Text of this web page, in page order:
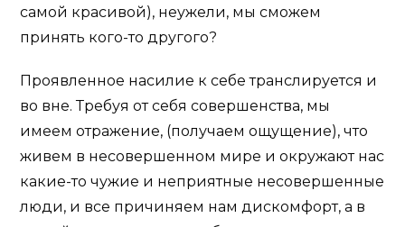
самой красивой), неужели, мы сможем
принять кого-то другого?
Проявленное насилие к себе транслируется и
во вне. Требуя от себя совершенства, мы
имеем отражение, (получаем ощущение), что
живем в несовершенном мире и окружают нас
какие-то чужие и неприятные несовершенные
люди, и все причиняем нам дискомфорт, а в